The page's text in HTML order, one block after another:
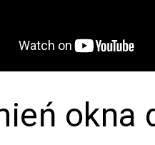
okna